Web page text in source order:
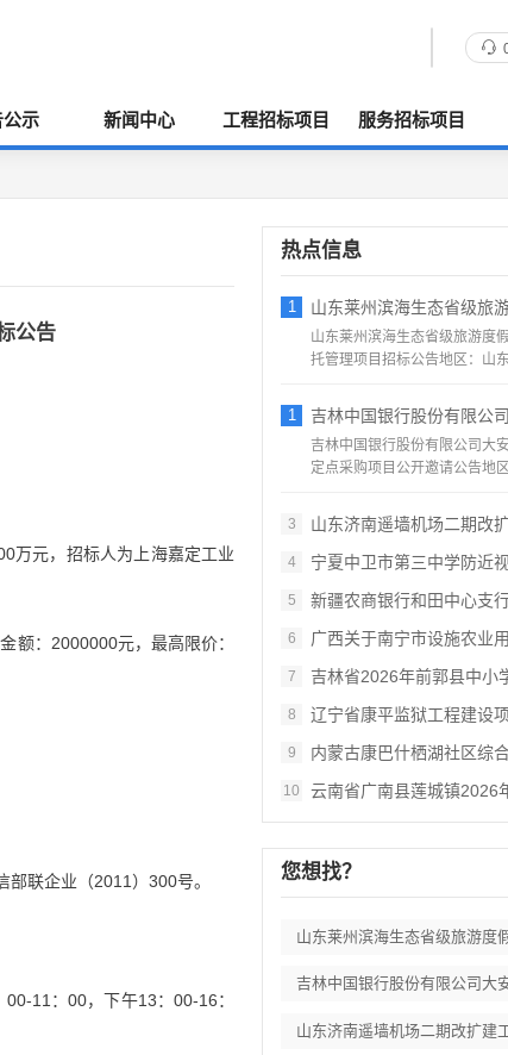
示 新闻中心 工程招标项目 服务招标项目
公告
万元，招标人为上海嘉定工业
额：2000000元，最高限价：
联企业（2011）300号。
11：00，下午13：00-16：
热点信息
1 山东莱州滨海生态省级旅游度假
山东莱州滨海生态省级旅游度
托管理项目招标公告地区：山
1 吉林中国银行股份有限公司大安
吉林中国银行股份有限公司大
定点采购项目公开邀请公告地
3
山东济南遥墙机场二期改扩建工
4 宁夏中卫市第三中学防近视学生
5 新疆农商银行和田中心支行及辖
6 广西关于南宁市设施农业用地规
7 吉林省2026年前郭县中小学、
8 辽宁省康平监狱工程建设项目设
9 内蒙古康巴什栖湖社区综合服
10 云南省广南县莲城镇2026年茶
您想找？